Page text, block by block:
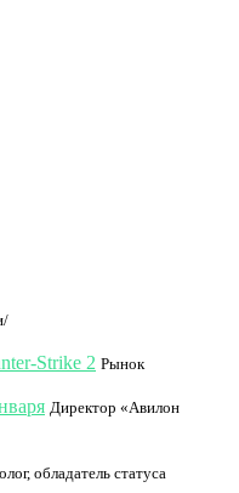
Strike 2 Рынок
Директор «Авилон
обладатель статуса